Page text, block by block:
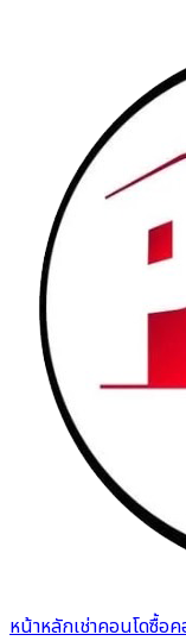
หน้าหลักเช่าคอนโดซื้อค